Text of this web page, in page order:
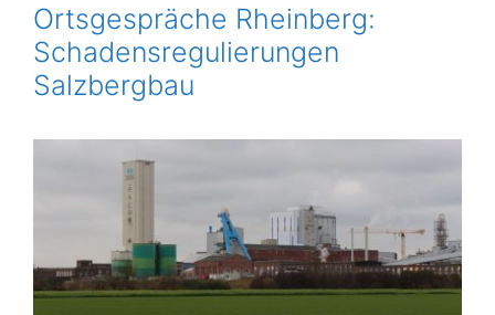
Ortsgespräche Rheinberg:
Schadensregulierungen
Salzbergbau